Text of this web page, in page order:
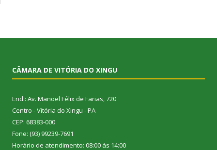
CÂMARA DE VITÓRIA DO XINGU
End.: Av. Manoel Félix de Farias, 720
Centro - Vitória do Xingu - PA
CEP: 68383-000
Fone: (93) 99239-7691
Horário de atendimento: 08:00 às 14:00